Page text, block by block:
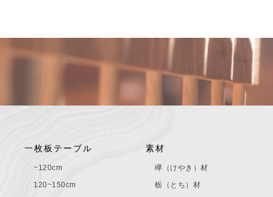
一枚板テーブル
~120cm
120~150cm
素材
欅（けやき）材
栃（とち）材